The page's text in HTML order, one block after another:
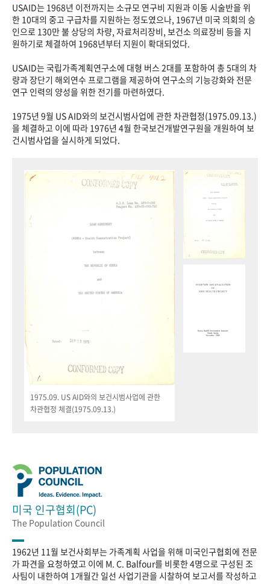
USAID는 1968년 이전까지는 소규모 연구비 지원과 이동 시술반을 위
한 10대의 중고 구급차를 지원하는 정도였으나, 1967년 미국 의회의 승
인으로 130만 불 상당의 차량, 자료처리장비, 보건소 의료장비 등을 지
원하기로 체결하여 1968년부터 지원이 확대되었다.
USAID는 국립가족계획연구소에 대형 버스 2대를 포함하여 총 5대의 차
량과 장단기 해외연수 프로그램을 제공하여 연구소의 기능강화와 전문
연구 인력의 양성을 위한 전기를 마련하였다.
1975년 9월 US AID와의 보건시범사업에 관한 차관협정(1975.09.13.)
을 체결하고 이에 따라 1976년 4월 한국보건개발연구원을 개원하여 보
건시범사업을 실시하게 되었다.
1975.09. US AID와의 보건시범사업에 관한
차관협정 체결(1975.09.13.)
미국 인구협회(PC)
The Population Council
1962년 11월 보건사회부는 가족계획 사업을 위해 미국인구협회에 전문
가 파견을 요청하였고 이에 M. C. Balfour를 비롯한 4명으로 구성된 조
사팀이 내한하여 1개월간 일선 사업기관을 시찰하여 보고서를 작성하고